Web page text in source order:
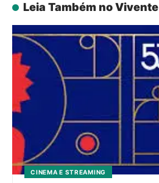
Leia Também no Vivente
CINEMA E STREAMING